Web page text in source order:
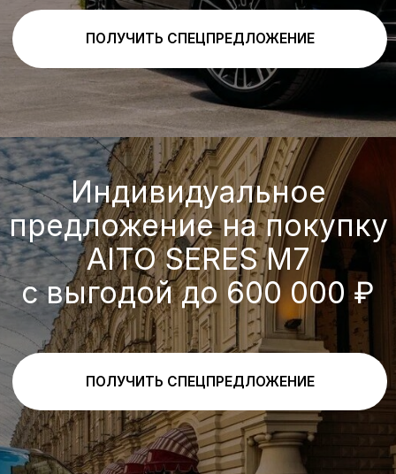
ПОЛУЧИТЬ СПЕЦПРЕДЛОЖЕНИЕ
с выгодой до 600 000 ₽
Выгода по трейд-ин
ПОЛУЧИТЬ ПРЕДЛОЖЕНИЕ
одновременной сдаче в зачет его
стоимости старого с пробегом (трейд-
ин) предоставляется скидка